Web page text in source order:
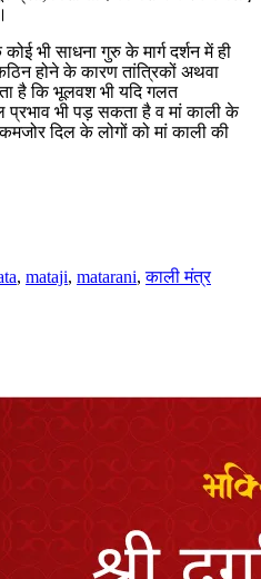
भी साधना गुरु के मार्ग दर्शन में ही
होने के कारण तांत्रिकों अथवा
है कि भूलवश भी यदि गलत
प्रभाव भी पड़ सकता है व मां काली के
दिल के लोगों को मां काली की
, mataji, matarani,काली मंत्र